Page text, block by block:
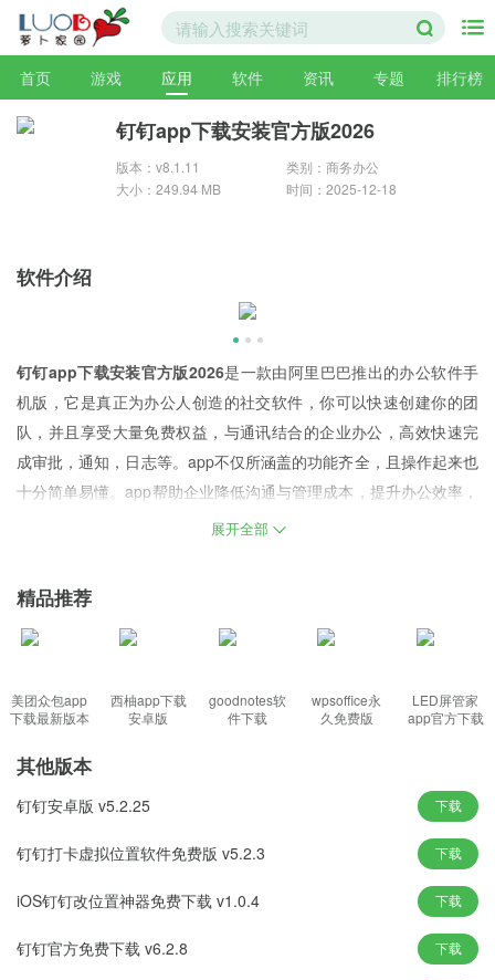
首页 游戏 应用 软件 资讯 专题 排行榜
钉钉app下载安装官方版2026
版本：v8.1.11
类别：商务办公
大小：249.94 MB
时间：2025-12-18
软件介绍
钉钉app下载安装官方版2026是一款由阿里巴巴推出的办公软件手
机版，它是真正为办公人创造的社交软件，你可以快速创建你的团
队，并且享受大量免费权益，与通讯结合的企业办公，高效快速完
成审批，通知，日志等。app不仅所涵盖的功能齐全，且操作起来也
十分简单易懂。app帮助企业降低沟通与管理成本，提升办公效率，
让数千万企业提前进入到云和移动办公时代，有需要的可以前来免
钉钉app下载安装官方版2026特色：
2、电话会议，可以免费多方通话，高质量语音，安全稳定的三大运
3、ding，重要的事儿ding一下，可以发送文字ding、语音ding，通
过电话或短信100%送达，重要消息不再错过;
钉钉app下载安装官方版2026优势：
1.顺应移动互联网团队沟通：
展开全部
精品推荐
美团众包app
下载最新版本
西柚app下载
安卓版
goodnotes软
件下载
wpsoffice永
久免费版
LED屏管家
app官方下载
其他版本
钉钉安卓版 v5.2.25 下载
钉钉打卡虚拟位置软件免费版 v5.2.3 下载
iOS钉钉改位置神器免费下载 v1.0.4 下载
钉钉官方免费下载 v6.2.8 下载